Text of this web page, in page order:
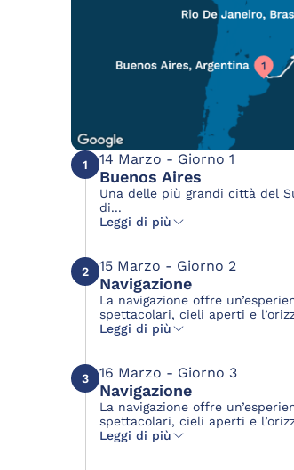
1 14 Marzo - Giorno 1
Buenos Aires
Una delle più grandi città del
di...
Leggi di più
2 15 Marzo - Giorno 2
Navigazione
La navigazione offre
spettacolari, cieli aperti e
Leggi di più
3 16 Marzo - Giorno 3
Navigazione
La navigazione offre
spettacolari, cieli aperti e
Leggi di più